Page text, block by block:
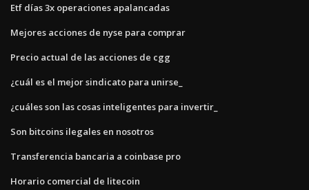
Etf días 3x operaciones apalancadas
Mejores acciones de nyse para comprar
Precio actual de las acciones de cgg
¿cuál es el mejor sindicato para unirse_
¿cuáles son las cosas inteligentes para invertir_
Son bitcoins ilegales en nosotros
Transferencia bancaria a coinbase pro
Horario comercial de litecoin